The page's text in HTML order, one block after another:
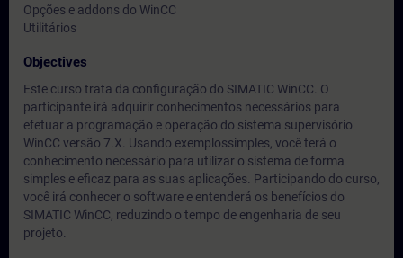
Opções e addons do WinCC
Utilitários
Objectives
Este curso trata da configuração do SIMATIC WinCC. O
participante irá adquirir conhecimentos necessários para
efetuar a programação e operação do sistema supervisório
WinCC versão 7.X. Usando exemplossimples, você terá o
conhecimento necessário para utilizar o sistema de forma
simples e eficaz para as suas aplicações. Participando do curso,
você irá conhecer o software e entenderá os benefícios do
SIMATIC WinCC, reduzindo o tempo de engenharia de seu
projeto.